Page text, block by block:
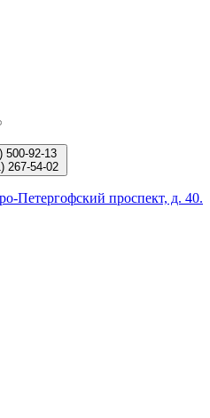
500-92-13
267-54-02
Петергофский проспект, д. 40.